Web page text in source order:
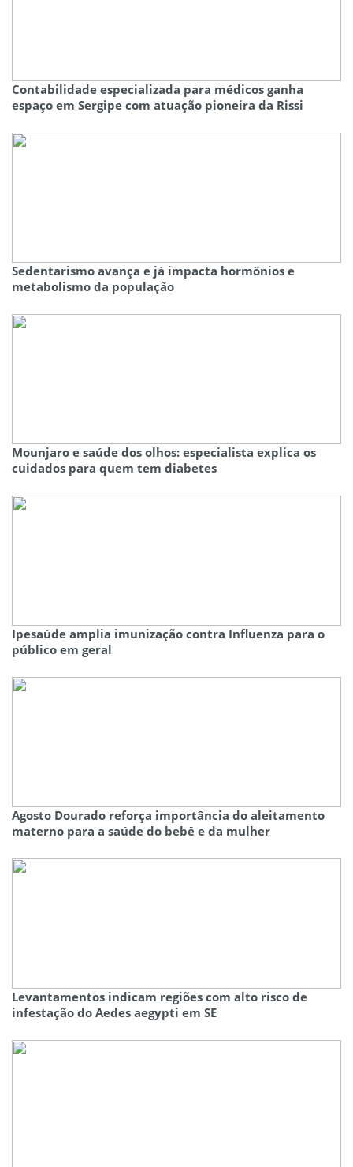
Contabilidade especializada para médicos ganha
espaço em Sergipe com atuação pioneira da Rissi
Sedentarismo avança e já impacta hormônios e
metabolismo da população
Mounjaro e saúde dos olhos: especialista explica os
cuidados para quem tem diabetes
Ipesaúde amplia imunização contra Influenza para o
público em geral
Agosto Dourado reforça importância do aleitamento
materno para a saúde do bebê e da mulher
Levantamentos indicam regiões com alto risco de
infestação do Aedes aegypti em SE